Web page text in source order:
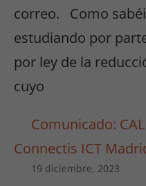
correo. Como
estudiando por
por ley de la
cuyo
Comunicado:
Connectis ICT
19 diciembre, 2023